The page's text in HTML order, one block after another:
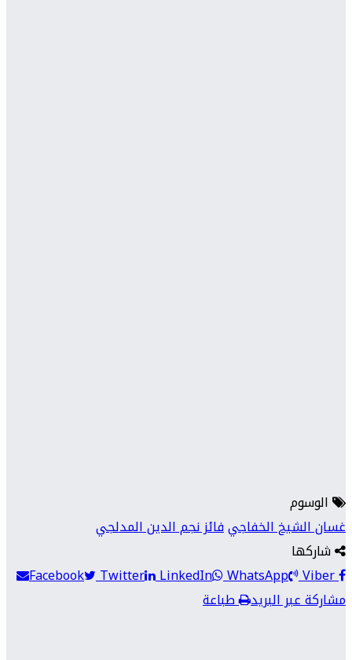
الوسوم
غسان الشيخ الخفاجيفائز نجم الدين المدلجي
شاركها
Facebook
Twitter LinkedIn WhatsApp Viber
مشاركة عبر البريد
طباعة